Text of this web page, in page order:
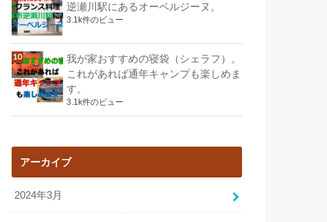
逆瀬川駅にあるオーベルジーヌ。
3.1k件のビュー
我が家おすすめの寝袋（シェラフ）。
これがあれば通年キャンプも楽しめま
す。
3.1k件のビュー
アーカイブ
2024年3月